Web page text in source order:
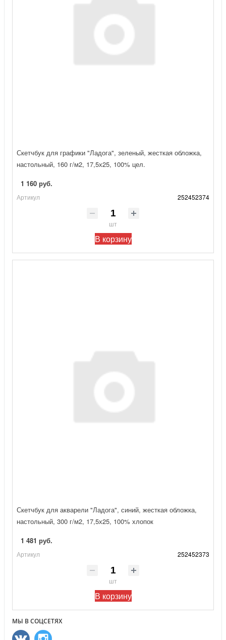
Скетчбук для графики "Ладога", зеленый, жесткая обложка,
настольный, 160 г/м2, 17,5х25, 100% цел.
1 160 руб.
Артикул 252452374
шт
В корзину
Скетчбук для акварели "Ладога", синий, жесткая обложка,
настольный, 300 г/м2, 17,5х25, 100% хлопок
1 481 руб.
Артикул 252452373
шт
В корзину
МЫ В СОЦСЕТЯХ